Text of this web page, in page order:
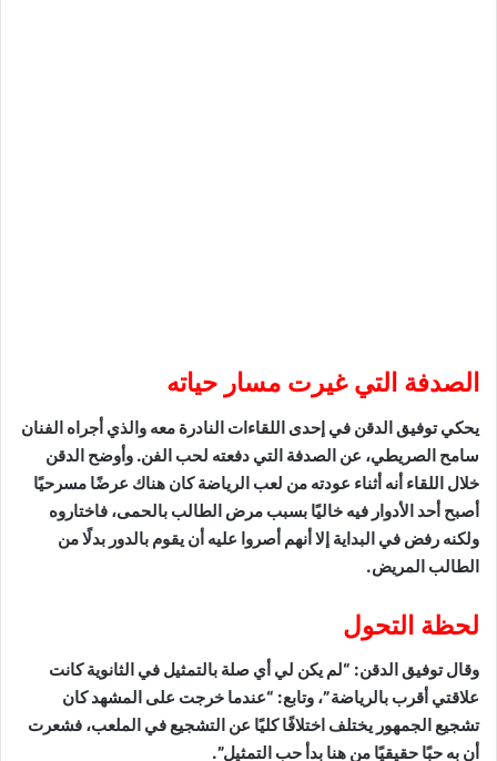
الصدفة التي غيرت مسار حياته
يحكي توفيق الدقن في إحدى اللقاءات النادرة معه والذي أجراه الفنان
سامح الصريطي، عن الصدفة التي دفعته لحب الفن. وأوضح الدقن
خلال اللقاء أنه أثناء عودته من لعب الرياضة كان هناك عرضًا مسرحيًا
أصبح أحد الأدوار فيه خاليًا بسبب مرض الطالب بالحمى، فاختاروه
ولكنه رفض في البداية إلا أنهم أصروا عليه أن يقوم بالدور بدلًا من
الطالب المريض.
لحظة التحول
وقال توفيق الدقن: “لم يكن لي أي صلة بالتمثيل في الثانوية كانت
علاقتي أقرب بالرياضة”، وتابع: “عندما خرجت على المشهد كان
تشجيع الجمهور يختلف اختلافًا كليًا عن التشجيع في الملعب، فشعرت
أن به حبًا حقيقيًا من هنا بدأ حب التمثيل”.